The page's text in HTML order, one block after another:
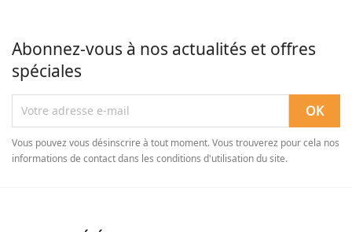
Abonnez-vous à nos actualités et offres
spéciales
Vous pouvez vous désinscrire à tout moment. Vous trouverez pour cela nos
informations de contact dans les conditions d'utilisation du site.